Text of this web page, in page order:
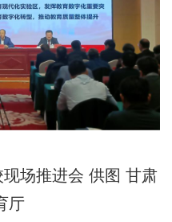
场推进会 供图 甘肃
厅